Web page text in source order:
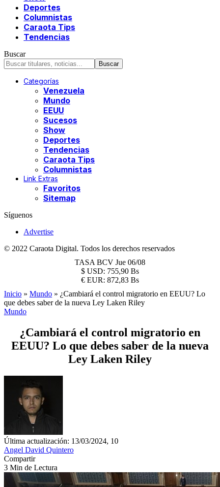
Deportes
Columnistas
Caraota Tips
Tendencias
Buscar
Categorías
Venezuela
Mundo
EEUU
Sucesos
Show
Deportes
Tendencias
Caraota Tips
Columnistas
Link Extras
Favoritos
Sitemap
Síguenos
Advertise
© 2022 Caraota Digital. Todos los derechos reservados
TASA BCV Jue 06/08
$ USD: 755,90 Bs
€ EUR: 872,83 Bs
Inicio » Mundo » ¿Cambiará el control migratorio en EEUU? Lo
que debes saber de la nueva Ley Laken Riley
Mundo
¿Cambiará el control migratorio en
EEUU? Lo que debes saber de la nueva
Ley Laken Riley
Última actualización: 13/03/2024, 10
Angel David Quintero
Compartir
3 Min de Lectura